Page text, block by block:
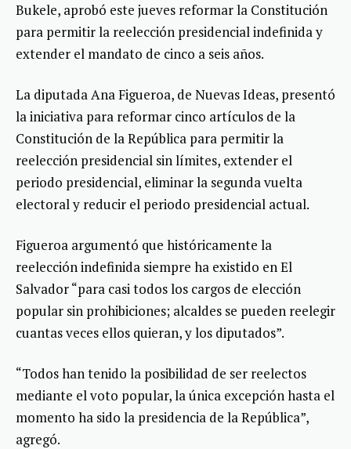
Bukele, aprobó este jueves reformar la Constitución
para permitir la reelección presidencial indefinida y
extender el mandato de cinco a seis años.
La diputada Ana Figueroa, de Nuevas Ideas, presentó
la iniciativa para reformar cinco artículos de la
Constitución de la República para permitir la
reelección presidencial sin límites, extender el
periodo presidencial, eliminar la segunda vuelta
electoral y reducir el periodo presidencial actual.
Figueroa argumentó que históricamente la
reelección indefinida siempre ha existido en El
Salvador “para casi todos los cargos de elección
popular sin prohibiciones; alcaldes se pueden reelegir
cuantas veces ellos quieran, y los diputados”.
“Todos han tenido la posibilidad de ser reelectos
mediante el voto popular, la única excepción hasta el
momento ha sido la presidencia de la República”,
agregó.